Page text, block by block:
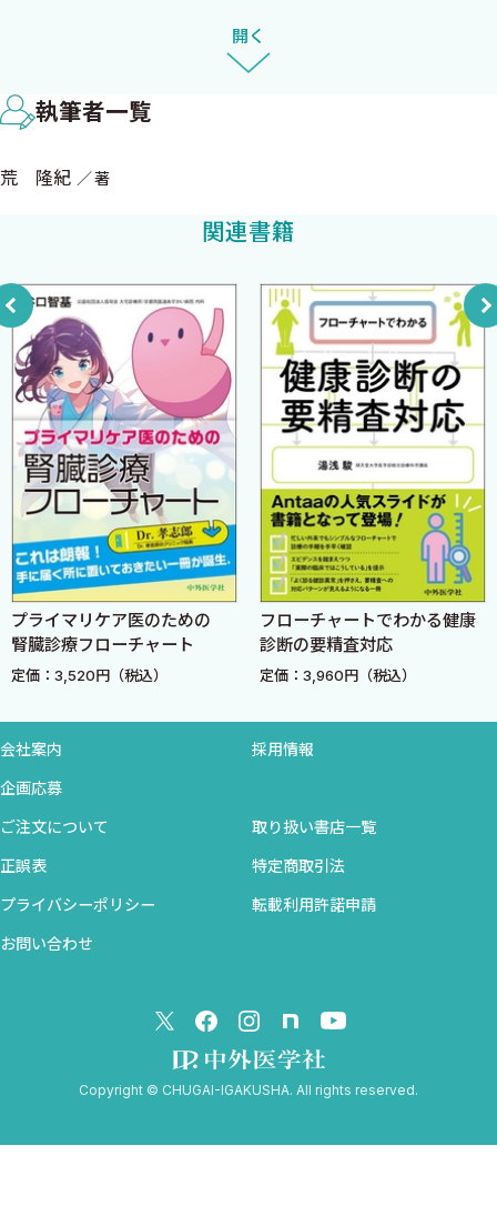
が科別に分断され，情報コミュニケーション不全により，容易に
ポリファーマシーや予期せぬ入院が生じやすいと言われています
3）．
は，ほぼマルチモビディティがある」と言え，このような患者さん
ト上もマネジメント上も問題が多いことは異論がないと思われま
では，このような患者さんのケアをどうしていけばいいでしょ
うか？ もちろん最低限のガイドラインの知識は必要です．
その上で，ある疾患を持つ目の前の患者さんに「絶対的に正し
い選択」ということが存在しない場合，重要なのが「倫理的考察
と合意形成を行うこと」です．
「患者にとっての最善」を考えるうえでの倫理規範として有名
なものに，ビーチャムとチルドレスらによって提示された4つの規
範があります．それは以下のようなものです．
（１）与益性 →「患者に行おうとしている医療が，患者に対
して利益を最大限に提供できるような場合に“善いこと”とみなさ
れる」というもの．例えば，処方する行為はこれに適合します．
（２）無害性 →「患者にとって害となることをしない，もし
くは最小限にする」という原則．あらゆる医療行為は副作用や合
併症があり，これを保証することは難しいです．
と”である」という原則．しかしながら，やりとりの中で発せられ
ては吟味される必要があります．
（４）正義（公正性） →「限られた資源をどのように公正に
配分するのか」という原則．ICU入室やPCPS，透析などの特殊治
これらの4原則のそれぞれの側面から分析し「何が最善かを熟慮
する」というプロセスが重要と言われます4）．このように倫理的
ディティの状態のケアには求められます．つまり高い倫理観とコミ
ュニケーション能力が必要です．
日常診療のヒントとしては下記のようなことを念頭に置きまし
Column Bad News Telling
3 在宅医療における診察技法
どの身体診察を行うべきかは「変化度」×「自覚症状」で判
断すべき
バイタルサインの重要性
「適宜行う身体診察」の各論
なぜ，今意思決定支援なのか？
AD（事前指示）とACPの違い
ACPの前提として重要な「意思決定能力」の把握
誰とACPを行うべきか？
いつACPを行うべきか？
どのようにACPを行うべきか？
ACPを行う上での注意点
Column 主治医意見書の覚え書き
疾患各論
1 担当患者に 高血圧がある場合
総論 疾患の概略
リスク評価
検査
治療目標の設定 リスクと併存疾患で決まる
治療方法・薬剤の選択と処方ノウハウ
総論 疾患の概略
リスク評価・身体診察・検査
治療目標の設定
インスリン治療
3 担当患者に 気管支喘息がある場合
総論 疾患の概略
査を
開く
執筆者一覧
荒 隆紀 著
関連書籍
プライマリケア医のための
腎臓診療フローチャート
定価：3,520円（税込）
フローチャートでわかる健康
診断の要精査対応
定価：3,960円（税込）
会社案内 採用情報
企画応募
ご注文について 取り扱い書店一覧
正誤表 特定商取引法
プライバシーポリシー 転載利用許諾申請
お問い合わせ
Copyright © CHUGAI-IGAKUSHA. All rights reserved.